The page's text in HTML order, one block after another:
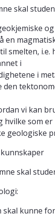
skal
en
smelten,
i
i
den
vi kan
hvilke som
geologiske
skal
skal kunne